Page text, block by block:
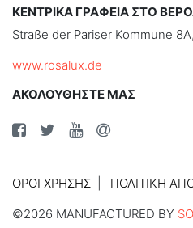
ΚΕΝΤΡΙΚΑ ΓΡΑΦΕΙΑ ΣΤΟ
Straße der Pariser Kommune
www.rosalux.de
ΑΚΟΛΟΥΘΗΣΤΕ ΜΑΣ
ΌΡΟΙ ΧΡΉΣΗΣ
ΠΟΛΙΤΙΚΉ
©2026 MANUFACTURED BY